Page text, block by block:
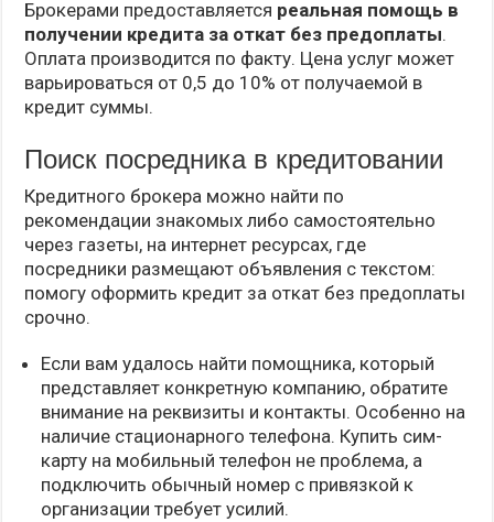
Брокерами предоставляется реальная помощь в
получении кредита за откат без предоплаты.
Оплата производится по факту. Цена услуг может
варьироваться от 0,5 до 10% от получаемой в
кредит суммы.
Поиск посредника в кредитовании
Кредитного брокера можно найти по
рекомендации знакомых либо самостоятельно
через газеты, на интернет ресурсах, где
посредники размещают объявления с текстом:
помогу оформить кредит за откат без предоплаты
срочно.
Если вам удалось найти помощника, который
представляет конкретную компанию, обратите
внимание на реквизиты и контакты. Особенно на
наличие стационарного телефона. Купить сим-
карту на мобильный телефон не проблема, а
подключить обычный номер с привязкой к
организации требует усилий.